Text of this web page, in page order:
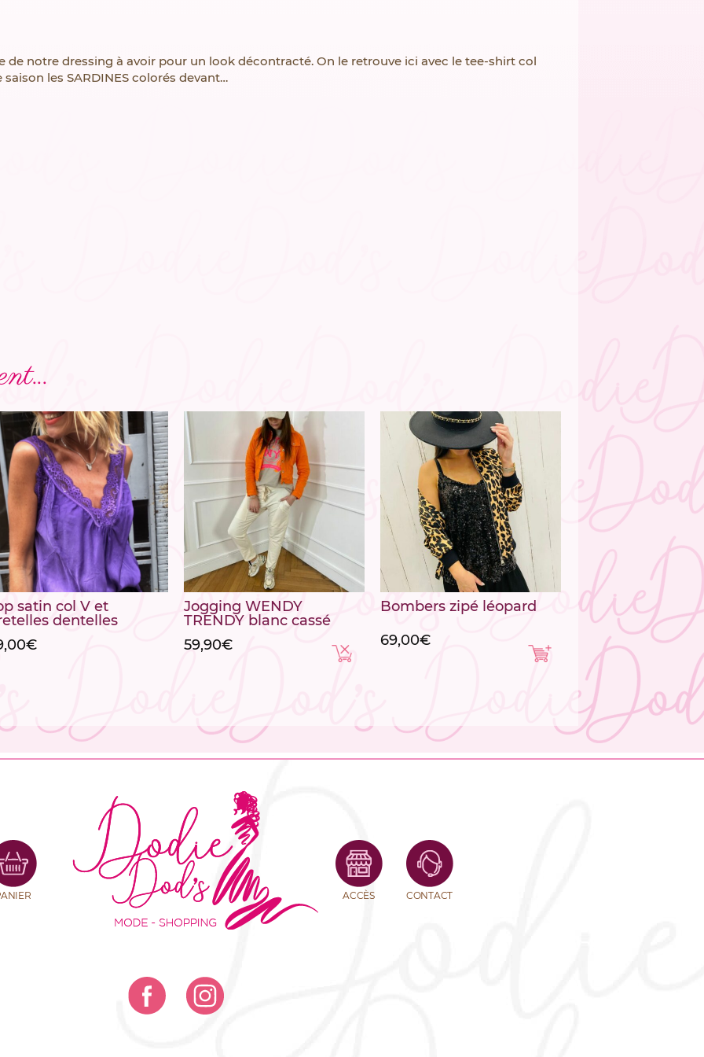
de notre dressing à avoir pour un look décontracté. On le retrouve ici avec le tee-shirt col
les SARDINES colorés devant…
satin col V et
dentelles
€
Jogging WENDY
TRENDY blanc cassé
59,90€
Bombers zipé léopard
69,00€
ACCÈS CONTACT